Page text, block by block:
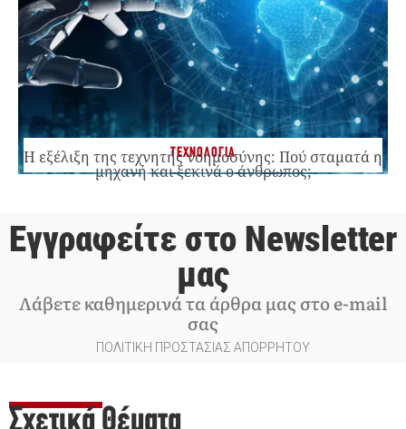
ΤΕΧΝΟΛΟΓΙΑ
Η εξέλιξη της τεχνητής νοημοσύνης: Πού σταματά η
μηχανή και ξεκινά ο άνθρωπος;
Εγγραφείτε στο Newsletter
μας
Λάβετε καθημερινά τα άρθρα μας στο e-mail
σας
ΠΟΛΙΤΙΚΗ ΠΡΟΣΤΑΣΙΑΣ ΑΠΟΡΡΗΤΟΥ